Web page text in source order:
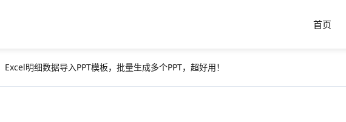
首页
Excel明细数据导入PPT模板，批量生成多个PPT，超好用！